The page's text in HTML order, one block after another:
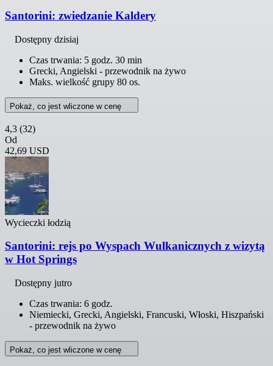
Santorini: zwiedzanie Kaldery
Dostępny dzisiaj
Czas trwania: 5 godz. 30 min
Grecki, Angielski - przewodnik na żywo
Maks. wielkość grupy 80 os.
Pokaż, co jest wliczone w cenę
4,3 (32)
Od
42,69 USD
Wycieczki łodzią
Santorini: rejs po Wyspach Wulkanicznych z wizytą
w Hot Springs
Dostępny jutro
Czas trwania: 6 godz.
Niemiecki, Grecki, Angielski, Francuski, Włoski, Hiszpański
- przewodnik na żywo
Pokaż, co jest wliczone w cenę